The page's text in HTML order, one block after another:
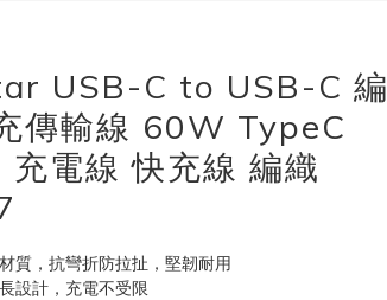
USB-C to USB-C 編
傳輸線 60W TypeC
充電線 快充線 編織
質，抗彎折防拉扯，堅韌耐用
設計，充電不受限